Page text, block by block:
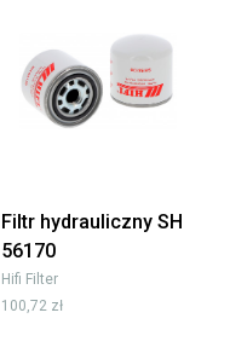
Filtr hydrauliczny SH
56170
Hifi Filter
100,72 zł